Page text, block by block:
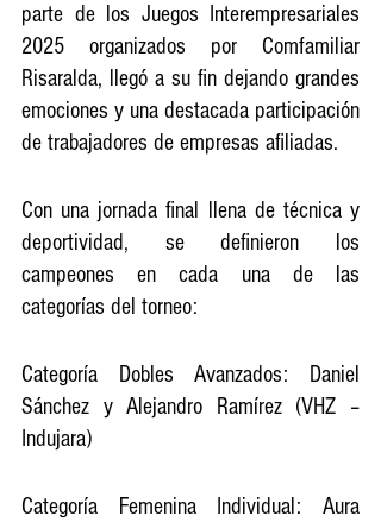
parte de los Juegos Interempresariales
2025 organizados por Comfamiliar
Risaralda, llegó a su fin dejando grandes
emociones y una destacada participación
de trabajadores de empresas afiliadas.
Con una jornada final llena de técnica y
deportividad, se definieron los
campeones en cada una de las
categorías del torneo:
Categoría Dobles Avanzados: Daniel
Sánchez y Alejandro Ramírez (VHZ –
Indujara)
Categoría Femenina Individual: Aura